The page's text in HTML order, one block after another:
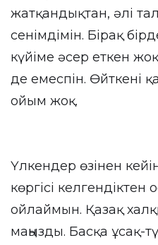
жатқандықтан, әлі
сенімдімін. Бірақ
күйіме әсер еткен
де емеспін. Өйткені
ойым жоқ.
Үлкендер өзінен
көргісі
ойлаймын. Қазақ
маңызды. Басқа ұсақ-